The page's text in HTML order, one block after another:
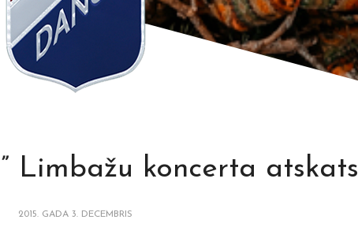
Limbažu koncerta atskats
2015. GADA 3. DECEMBRIS